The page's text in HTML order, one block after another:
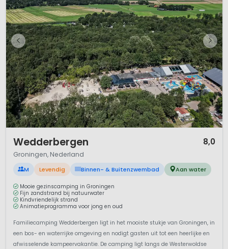
Natuurlijk is het ook heerlijk vertoeven aan de Waddenzee.
Dat maakt de provincie compleet. Het Groene Groningen is
een prachtige plek om er eens echt even uit te zijn.
Belangrijke Links
Ontdek Groningen
Vestiging Bourtange
Museum Landgoed Fraeylemaborg
Wedderbergen 8,0
Groningen, Nederland
M Levendig Binnen- & Buitenzwembad Aan water
Mooie gezinscamping in Groningen
Fijn zandstrand bij natuurwater
Kindvriendelijk strand
Animatieprogramma voor jong en oud
Familiecamping Wedderbergen ligt in het mooiste stukje van Groningen, in
een bos- en waterrijke omgeving en nodigt gasten uit tot een heerlijke en
afwisselende kampeervakantie. De camping ligt langs de Westerwoldse